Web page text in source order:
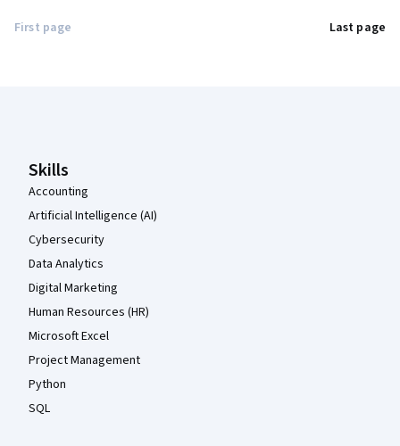
First page Last page
Skills
Accounting
Artificial Intelligence (AI)
Cybersecurity
Data Analytics
Digital Marketing
Human Resources (HR)
Microsoft Excel
Project Management
Python
SQL